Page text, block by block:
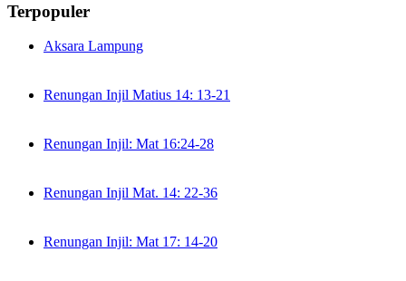
Terpopuler
Aksara Lampung
Renungan Injil Matius 14: 13-21
Renungan Injil: Mat 16:24-28
Renungan Injil Mat. 14: 22-36
Renungan Injil: Mat 17: 14-20